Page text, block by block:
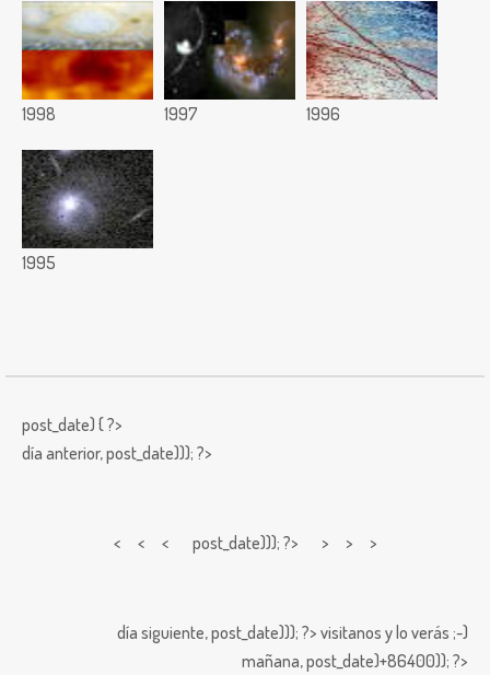
1998 1997 1996
1995
post_date) { ?>
día anterior,post_date))); ?>
< < < post_date))); ?> > > >
día siguiente,post_date))); ?> visitanos y lo verás ;-)
mañana,post_date)+86400)); ?>